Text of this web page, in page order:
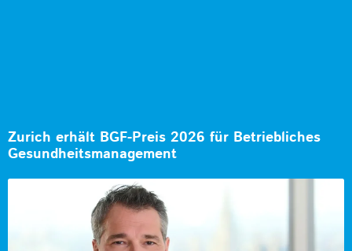
Zurich erhält BGF-Preis 2026 für Betriebliches
Gesundheitsmanagement